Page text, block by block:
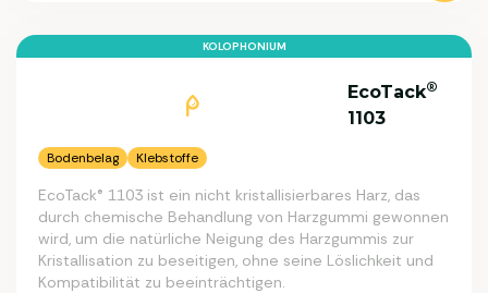
KOLOPHONIUM
EcoTack®
1103
Bodenbelag Klebstoffe
EcoTack® 1103 ist ein nicht kristallisierbares Harz, das
durch chemische Behandlung von Harzgummi gewonnen
wird, um die natürliche Neigung des Harzgummis zur
Kristallisation zu beseitigen, ohne seine Löslichkeit und
Kompatibilität zu beeinträchtigen.